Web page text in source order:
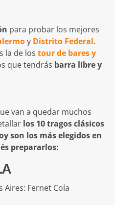
para probar los mejores
y Distrito Federal.
la de los tour de bares y
que tendrás barra libre y
van a quedar muchos
los 10 tragos clásicos
son los más elegidos en
prepararlos: